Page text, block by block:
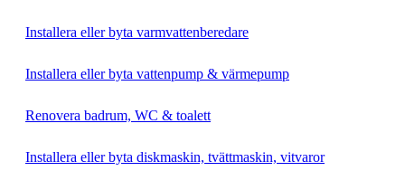
Installera eller byta varmvattenberedare
Installera eller byta vattenpump & värmepump
Renovera badrum, WC & toalett
Installera eller byta diskmaskin, tvättmaskin, vitvaror